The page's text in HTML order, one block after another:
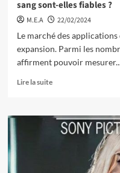
sang sont-elles fiables ?
M.E.A
22/02/2024
Le marché des
expansion. Parmi les
affirment pouvoir
Lire la suite